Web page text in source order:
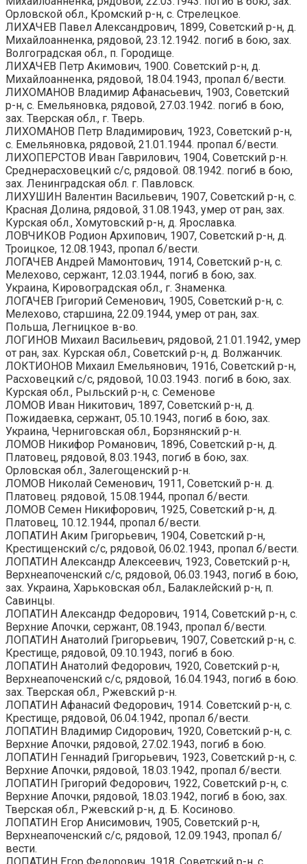
Орловской обл., Кромский р-н, с. Стрелецкое.
ЛИХАЧЕВ Павел Александрович, 1899, Советский р-н, д.
Михайлоанненка, рядовой, 23.12.1942. погиб в бою, зах.
Волгоградская обл., п. Городище.
ЛИХАЧЕВ Петр Акимович, 1900. Советский р-н, д.
Михайлоанненка, рядовой, 18.04.1943, пропал б/вести.
ЛИХОМАНОВ Владимир Афанасьевич, 1903, Советский
р-н, с. Емельяновка, рядовой, 27.03.1942. погиб в бою,
зах. Тверская обл., г. Тверь.
ЛИХОМАНОВ Петр Владимирович, 1923, Советский р-н,
с. Емельяновка, рядовой, 21.01.1944. пропал б/вести.
ЛИХОПЕРСТОВ Иван Гаврилович, 1904, Советский р-н.
Среднерасховецкий с/с, рядовой. 08.1942. погиб в бою,
зах. Ленинградская обл. г. Павловск.
ЛИХУШИН Валентин Васильевич, 1907, Советский р-н, с.
Красная Долина, рядовой, 31.08.1943, умер от ран, зах.
Курская обл., Хомутовский р-н, д. Ярославка.
ЛОВЧИКОВ Родион Архипович, 1907, Советский р-н, д.
Троицкое, 12.08.1943, пропал б/вести.
ЛОГАЧЕВ Андрей Мамонтович, 1914, Советский р-н, с.
Мелехово, сержант, 12.03.1944, погиб в бою, зах.
Украина, Кировоградская обл., г. Знаменка.
ЛОГАЧЕВ Григорий Семенович, 1905, Советский р-н, с.
Мелехово, старшина, 22.09.1944, умер от ран, зах.
Польша, Легницкое в-во.
ЛОГИНОВ Михаил Васильевич, рядовой, 21.01.1942, умер
от ран, зах. Курская обл., Советский р-н, д. Волжанчик.
ЛОКТИОНОВ Михаил Емельянович, 1916, Советский р-н,
Расховецкий с/с, рядовой, 10.03.1943. погиб в бою, зах.
Курская обл., Рыльский р-н, с. Семенове
ЛОМОВ Иван Никитович, 1897, Советский р-н, д.
Пожидаевка, сержант, 05.10.1943, погиб в бою, зах.
Украина, Черниговская обл., Борзнянский р-н.
ЛОМОВ Никифор Романович, 1896, Советский р-н, д.
Платовец, рядовой, 8.03.1943, погиб в бою, зах.
Орловская обл., Залегощенский р-н.
ЛОМОВ Николай Семенович, 1911, Советский р-н. д.
Платовец. рядовой, 15.08.1944, пропал б/вести.
ЛОМОВ Семен Никифорович, 1925, Советский р-н, д.
Платовец, 10.12.1944, пропал б/вести.
ЛОПАТИН Аким Григорьевич, 1904, Советский р-н,
Крестищенский с/с, рядовой, 06.02.1943, пропал б/вести.
ЛОПАТИН Александр Алексеевич, 1923, Советский р-н,
Верхнеапоченский с/с, рядовой, 06.03.1943, погиб в бою,
зах. Украина, Харьковская обл., Балаклейский р-н, п.
Савинцы.
ЛОПАТИН Александр Федорович, 1914, Советский р-н, с.
Верхние Апочки, сержант, 08.1943, пропал б/вести.
ЛОПАТИН Анатолий Григорьевич, 1907, Советский р-н, с.
Крестище, рядовой, 09.10.1943, погиб в бою.
ЛОПАТИН Анатолий Федорович, 1920, Советский р-н,
Верхнеапоченский с/с, рядовой, 16.04.1943, погиб в бою.
зах. Тверская обл., Ржевский р-н.
ЛОПАТИН Афанасий Федорович, 1914. Советский р-н, с.
Крестище, рядовой, 06.04.1942, пропал б/вести.
ЛОПАТИН Владимир Сидорович, 1920, Советский р-н, с.
Верхние Апочки, рядовой, 27.02.1943, погиб в бою.
ЛОПАТИН Геннадий Григорьевич, 1923, Советский р-н, с.
Верхние Апочки, рядовой, 18.03.1942, пропал б/вести.
ЛОПАТИН Григорий Федорович, 1922, Советский р-н, с.
Верхние Апочки, рядовой, 18.03.1942, погиб в бою, зах.
Тверская обл., Ржевский р-н, д. Б. Косиново.
ЛОПАТИН Егор Анисимович, 1905, Советский р-н,
Верхнеапоченский с/с, рядовой, 12.09.1943, пропал б/
вести.